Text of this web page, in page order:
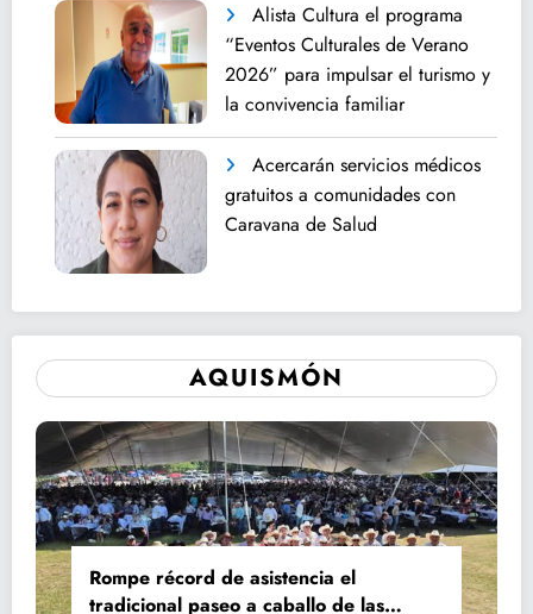
Alista Cultura el programa
“Eventos Culturales de Verano
2026” para impulsar el turismo y
la convivencia familiar
Acercarán servicios médicos
gratuitos a comunidades con
Caravana de Salud
AQUISMÓN
Rompe récord de asistencia el
tradicional paseo a caballo de las